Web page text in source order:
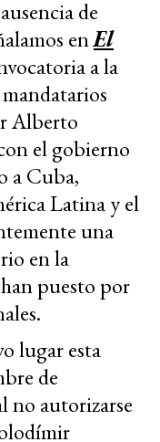
de
enEl
a la
Alberto
el gobierno
a Cuba,
Latina y el
una
en la
puesto por
lugar esta
de
no autorizarse